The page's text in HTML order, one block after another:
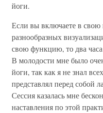
йоги.
Если вы включаете в свою
разнообразных
свою функцию, то два
В молодости мне было
йоги, так как я не знал
представлял перед собой
Сессия казалась мне
наставления по этой